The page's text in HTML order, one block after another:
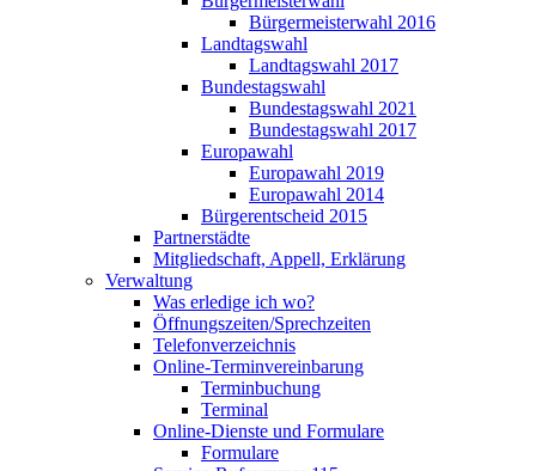
Bürgermeisterwahl 2016
Landtagswahl
Landtagswahl 2017
Bundestagswahl
Bundestagswahl 2021
Bundestagswahl 2017
Europawahl
Europawahl 2019
Europawahl 2014
Bürgerentscheid 2015
Partnerstädte
Mitgliedschaft, Appell, Erklärung
Verwaltung
Was erledige ich wo?
Öffnungszeiten/Sprechzeiten
Telefonverzeichnis
Online-Terminvereinbarung
Terminbuchung
Terminal
Online-Dienste und Formulare
Formulare